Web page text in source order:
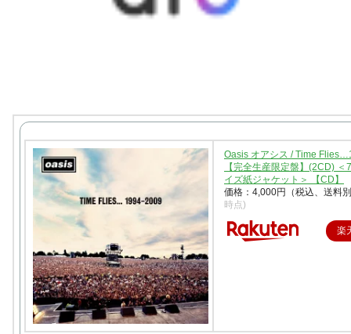
Oasis オアシス / Time
【完全生産限定盤】(2CD) ＜
イズ紙ジャケット＞ 【CD】
価格：4,000円（税込、送料
時点)
楽